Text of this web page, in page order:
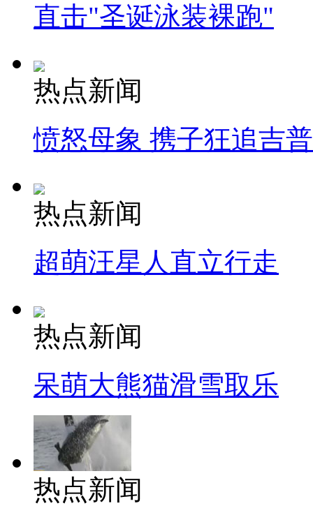
直击"圣诞泳装裸跑"
热点新闻
愤怒母象 携子狂追吉
热点新闻
超萌汪星人直立行走
热点新闻
呆萌大熊猫滑雪取乐
热点新闻